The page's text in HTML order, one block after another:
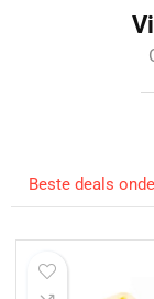
Beste deals